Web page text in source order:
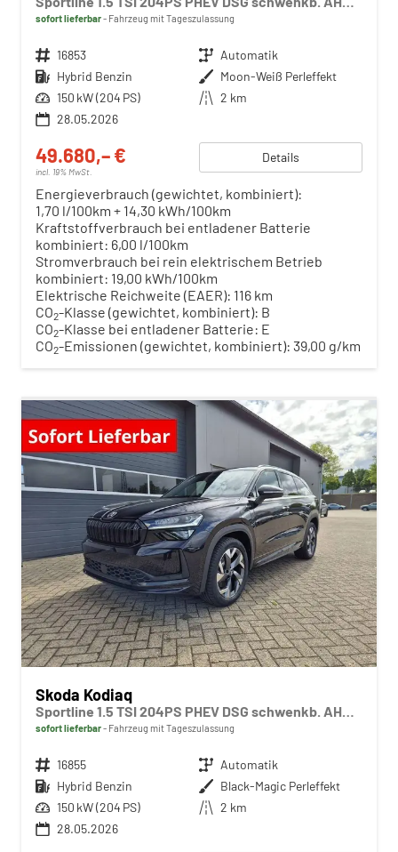
sofort lieferbar Fahrzeug mit Tageszulassung
Fahrzeugnr. 16853 Getriebe Automatik
Kraftstoff Hybrid Benzin Außenfarbe Moon-Weiß Perleffekt
Leistung 150 kW (204 PS) Kilometerstand 2 km
28.05.2026
49.680,– €
incl. 19% MwSt.
Details
Energieverbrauch (gewichtet, kombiniert):
1,70 l/100km + 14,30 kWh/100km
Kraftstoffverbrauch bei entladener Batterie
kombiniert: 6,00 l/100km
Stromverbrauch bei rein elektrischem Betrieb
kombiniert: 19,00 kWh/100km
Elektrische Reichweite (EAER): 116 km
CO2-Klasse (gewichtet, kombiniert): B
CO2-Klasse bei entladener Batterie: E
CO2-Emissionen (gewichtet, kombiniert): 39,00 g/km
Skoda Kodiaq
Sportline 1.5 TSI 204PS PHEV DSG schwenkb. AHK elektr. PanoDach HUD Alcantara PDC v+h 360°Kamera CANTON Sound Klimaautomatik Sitzheizung Lenkradheizung Navi Apple CarPlay Android Auto 2xKeyless 19"LM vollelektr. Reichweite 116KM
sofort lieferbar Fahrzeug mit Tageszulassung
Fahrzeugnr. 16855 Getriebe Automatik
Kraftstoff Hybrid Benzin Außenfarbe Black-Magic Perleffekt
Leistung 150 kW (204 PS) Kilometerstand 2 km
28.05.2026